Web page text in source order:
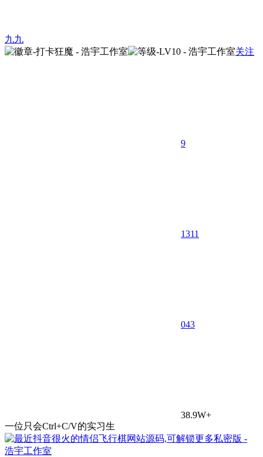
九九
关注
9
1311
043
38.9W+
一位只会Ctrl+C/V的实习生